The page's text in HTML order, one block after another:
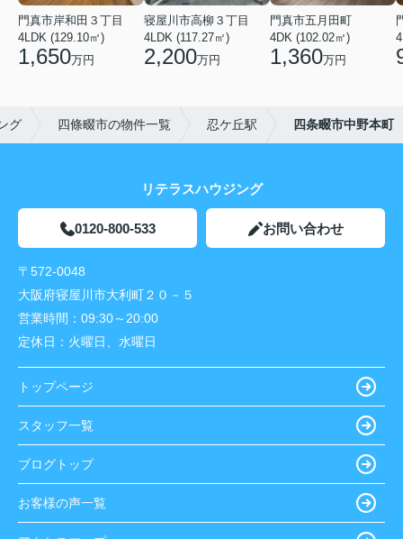
門真市岸和田３丁目
4LDK (129.10㎡)
1,650万円
寝屋川市高柳３丁目
4LDK (117.27㎡)
2,200万円
門真市五月田町
4DK (102.02㎡)
1,360万円
グ 四條畷市の物件一覧 忍ケ丘駅 四条畷市中野本町
リテラスハウジング
0120-800-533 お問い合わせ
〒572-0048
大阪府寝屋川市大利町２０－５
営業時間： 09:30～20:00
定休日： 火曜日、水曜日
トップページ
スタッフ一覧
ブログトップ
お客様の声一覧